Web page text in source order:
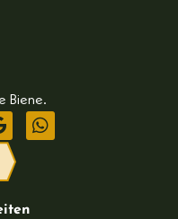
Biene.